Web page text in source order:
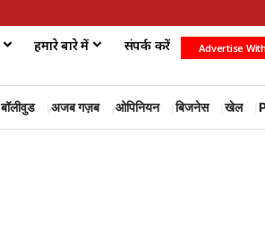
हमारे बारे में संपर्क करें Advertise
बॉलीवुड अजब गज़ब ओपिनियन बिजनेस खेल